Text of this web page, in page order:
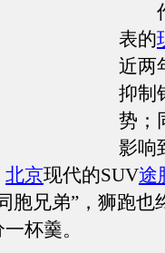
作
表的
近两
抑制
势；
影响
北京现代的SUV途
胞兄弟”，狮跑也
杯羹。